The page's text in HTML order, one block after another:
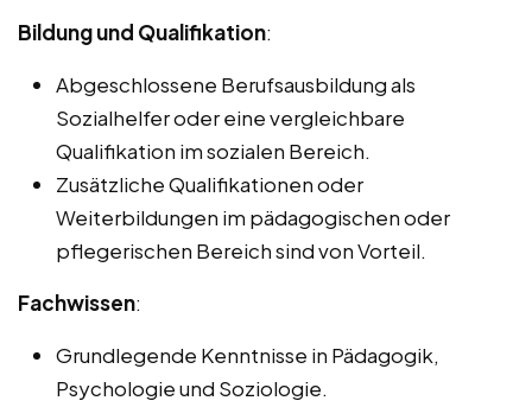
Bildung und Qualifikation:
Abgeschlossene Berufsausbildung als
Sozialhelfer oder eine vergleichbare
Qualifikation im sozialen Bereich.
Zusätzliche Qualifikationen oder
Weiterbildungen im pädagogischen oder
pflegerischen Bereich sind von Vorteil.
Fachwissen:
Grundlegende Kenntnisse in Pädagogik,
Psychologie und Soziologie.